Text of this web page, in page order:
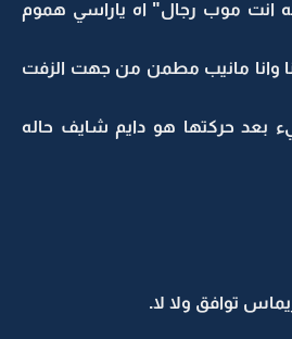
انت موب رجال" اه ياراسي هموم
انا وانا مانيب مطمن من جهت الزفت
بعد حركتها هو دايم شايف حاله
توافق ولا لا.